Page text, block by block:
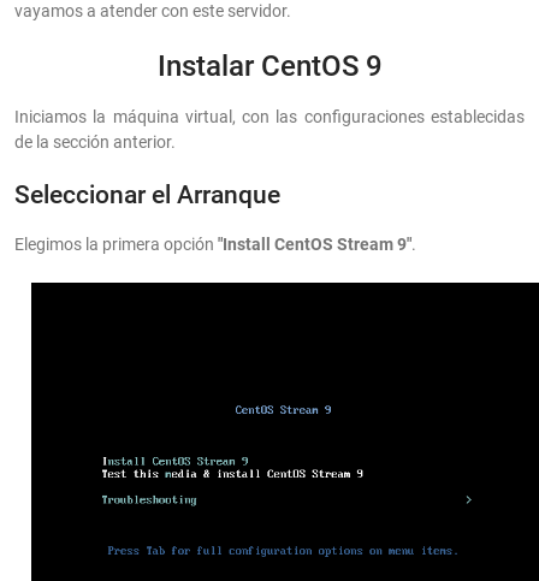
vayamos a atender con este servidor.
Instalar CentOS 9
Iniciamos la máquina virtual, con las configuraciones establecidas
de la sección anterior.
Seleccionar el Arranque
Elegimos la primera opción "Install CentOS Stream 9".